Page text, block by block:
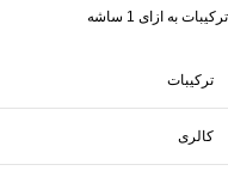
ترکیبات به ازای 1 ساشه
ترکیبات
کالری